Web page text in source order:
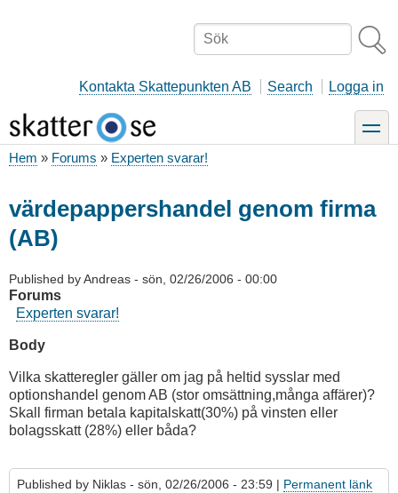
Sök
Kontakta Skattepunkten AB Search Logga in
toggle
Hem Forums Experten svarar!
värdepappershandel genom firma
(AB)
Published byAndreas - sön, 02/26/2006 - 00:00
Forums
Experten svarar!
Body
Vilka skatteregler gäller om jag på heltid sysslar med
optionshandel genom AB (stor omsättning,många affärer)?
Skall firman betala kapitalskatt(30%) på vinsten eller
bolagsskatt (28%) eller båda?
Published by Niklas - sön, 02/26/2006 - 23:59 | Permanent länk